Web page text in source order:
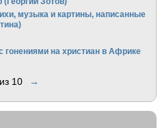
музыка и картины, написанные
гонениями на христиан в Африке
10 →